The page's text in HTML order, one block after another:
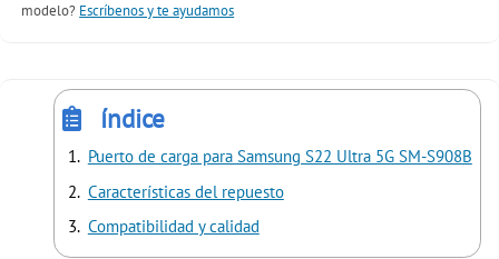
modelo? Escríbenos y te ayudamos
índice
Puerto de carga para Samsung S22 Ultra 5G SM-S908B
Características del repuesto
Compatibilidad y calidad